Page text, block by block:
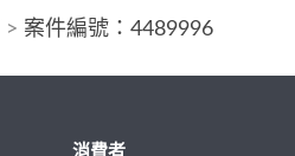
> 案件編號：4489996
消費者